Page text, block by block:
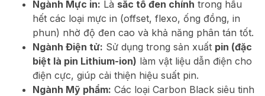
Ngành Mực in: Là sắc tố đen chính trong hầu
hết các loại mực in (offset, flexo, ống đồng, in
phun) nhờ độ đen cao và khả năng phân tán tốt.
Ngành Điện tử: Sử dụng trong sản xuất pin (đặc
biệt là pin Lithium-ion) làm vật liệu dẫn điện cho
điện cực, giúp cải thiện hiệu suất pin.
Ngành Mỹ phẩm: Các loại Carbon Black siêu tinh